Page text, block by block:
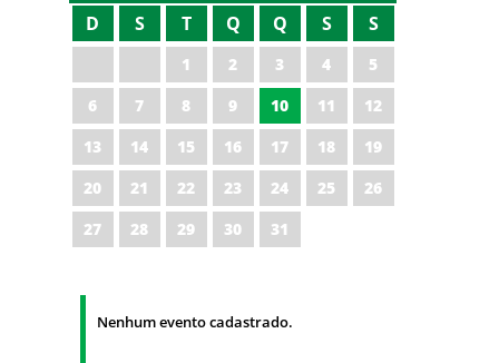
D S T Q Q S S
1 2 3 4
5
6
7 8 9 10 11
12
13
14 15 16 17 18
19
20
21 22 23 24 25
26
27
28 29 30 31
Nenhum evento cadastrado.